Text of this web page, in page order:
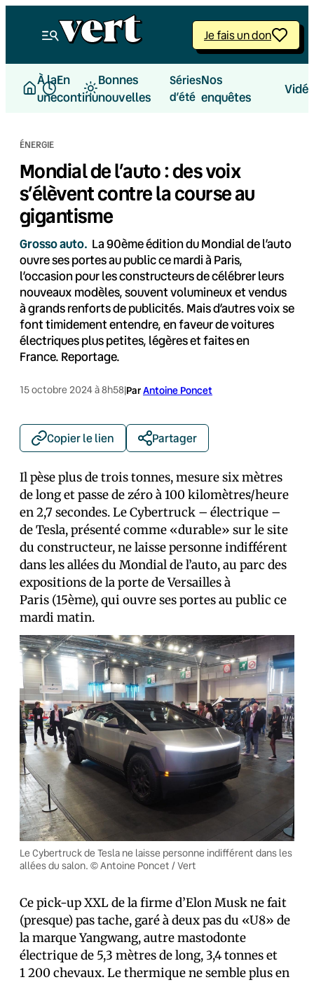
Je fais un don
À la
une
En
continu
Bonnes
nouvelles
Séries
d’été
Nos
enquêtes
ÉNERGIE
Mondial de l’auto : des voix
s’élèvent contre la course au
gigantisme
Grosso auto. La 90ème édition du Mondial de l’auto
ouvre ses portes au public ce mardi à Paris,
l’occasion pour les constructeurs de célébrer leurs
nouveaux modèles, souvent volumineux et vendus
à grands renforts de publicités. Mais d’autres voix se
font timidement entendre, en faveur de voitures
électriques plus petites, légères et faites en
France. Reportage.
15 octobre 2024 à 8h58|ParAntoine Poncet
Copier le lien Partager
Il pèse plus de trois tonnes, mesure six mètres
de long et passe de zéro à 100 kilomètres/heure
en 2,7 secondes. Le Cybertruck – électrique –
de Tesla, présenté comme «durable» sur le site
du constructeur, ne laisse personne indifférent
dans les allées du Mondial de l’auto, au parc des
expositions de la porte de Versailles à
Paris (15ème), qui ouvre ses portes au public ce
mardi matin.
Le Cybertruck de Tesla ne laisse personne indifférent dans les
allées du salon. © Antoine Poncet / Vert
Ce pick-up XXL de la firme d’Elon Musk ne fait
(presque) pas tache, garé à deux pas du «U8» de
la marque Yangwang, autre mastodonte
électrique de 5,3 mètres de long, 3,4 tonnes et
1 200 chevaux. Le thermique ne semble plus en